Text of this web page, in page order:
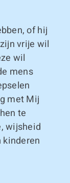
of hij
vrije wil
wil
mens
met Mij
te
wijsheid
kinderen